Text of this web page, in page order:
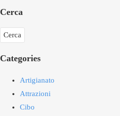
Cerca
Categories
Artigianato
Attrazioni
Cibo